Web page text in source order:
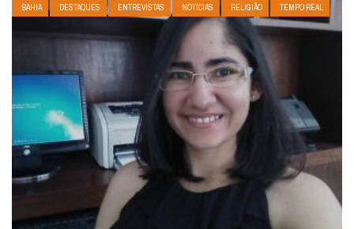
BAHIA DESTAQUES ENTREVISTAS NOTÍCIAS RELIGIÃO TEMPO REAL